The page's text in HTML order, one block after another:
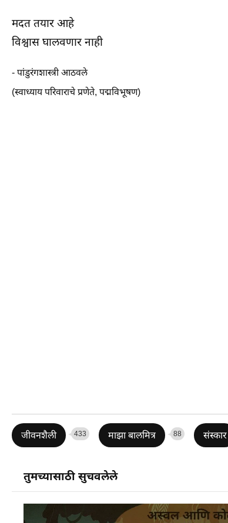
मदत तयार आहे
विश्वास घालवणार नाही
- पांडुरंगशास्त्री आठवले
(स्वाध्याय परिवाराचे प्रणेते, पद्मविभूषण)
जीवनशैली 433 माझा बालमित्र 88 संस्कार
तुमच्यासाठी सुचवलेले